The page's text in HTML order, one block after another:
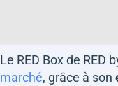
Le RED Box de RED
marché, grâce à son